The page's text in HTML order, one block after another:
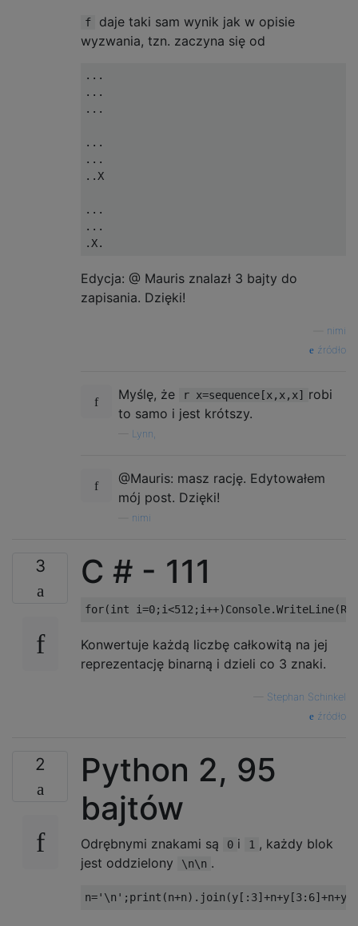
X..
.XX
..X
X..
X..
..X
X..
X.X
..X
X..
XX.
..X
X..
..X
X.X
.XX
..X
X..
X.X
XX.
..X
XXX
XX.
f
daje taki sam wynik jak w opisie
wyzwania, tzn. zaczyna się od
...
...
...
...
...
..X
...
...
Edycja: @ Mauris znalazł 3 bajty do
zapisania. Dzięki!
nimi
źródło
Myślę, że r x=sequence[x,x,x]
robi
to samo i jest krótszy.
Lynn,
@Mauris: masz rację. Edytowałem
mój post. Dzięki!
nimi
3 C # - 111
Konwertuje każdą liczbę całkowitą na jej
reprezentację binarną i dzieli co 3 znaki.
Stephan Schinkel
źródło
2
Python 2, 95
bajtów
Odrębnymi znakami są 0 i 1 , każdy blok
jest oddzielony
\n\n .
n='\n' ; print (n+n). join (y [: 3]+n+y [3: 6]+n+y